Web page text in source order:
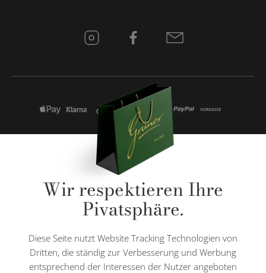
* Alle Preise inkl. gesetzl. Mehrwertsteuer zzgl.
Nachnahmegebühren, wenn nicht anders angegeben.
Diese Website ist durch reCAPTCHA geschützt und es gelten die
Wir respektieren Ihre
Pivatsphäre.
Diese Seite nutzt Website Tracking Technologien von
Dritten, die ständig zur Verbesserung und Werbung
entsprechend der Interessen der Nutzer angeboten